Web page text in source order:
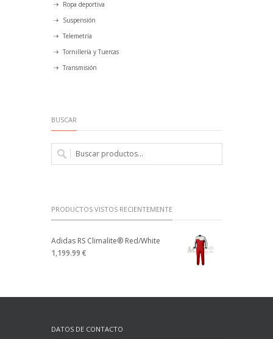
Ropa deportiva
Suspensión
Telemetría
Tornillería y Tuercas
Transmisión
BUSCAR
PRODUCTOS VISTOS RECIENTEMENTE
Adidas RS Climalite® Red/White
1,199.99 €
DATOS DE CONTACTO